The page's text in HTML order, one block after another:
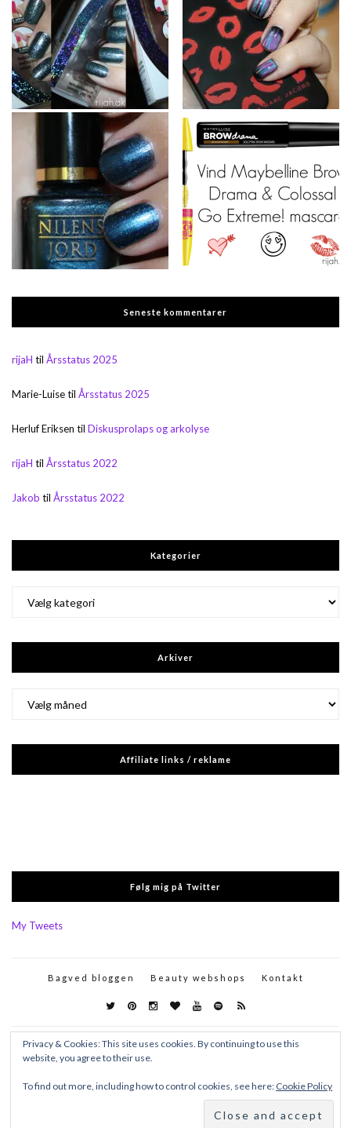
Seneste kommentarer
rijaH til Årsstatus 2025
Marie-Luisetil Årsstatus 2025
Herluf Eriksen til Diskusprolaps og arkolyse
rijaH til Årsstatus 2022
Jakob til Årsstatus 2022
Kategorier
Arkiver
Affiliate links / reklame
Følg mig på Twitter
My Tweets
Bagved bloggen Beauty webshops Kontakt
Privacy & Cookies: This site uses cookies. By continuing to use this
website, you agree to their use.
To find out more, including how to control cookies, see here: Cookie Policy